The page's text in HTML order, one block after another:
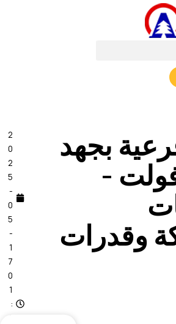
بجهد
فولت -
وقدرات
2
0
2
5
0
5
7
0
: